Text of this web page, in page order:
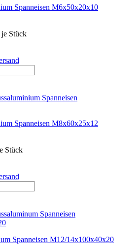
Spanneisen M6x50x20x10
Stück
Spanneisen M8x60x25x12
Stück
Spanneisen M12/14x100x40x20